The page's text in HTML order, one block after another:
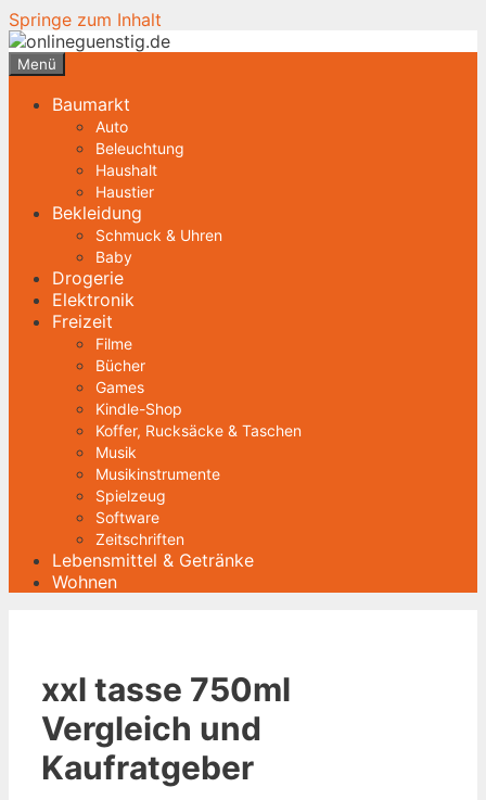
Springe zum Inhalt
Menü
Baumarkt
Auto
Beleuchtung
Haushalt
Haustier
Bekleidung
Schmuck & Uhren
Baby
Drogerie
Elektronik
Freizeit
Filme
Bücher
Games
Kindle-Shop
Koffer, Rucksäcke & Taschen
Musik
Musikinstrumente
Spielzeug
Software
Zeitschriften
Lebensmittel & Getränke
Wohnen
xxl tasse 750ml
Vergleich und
Kaufratgeber